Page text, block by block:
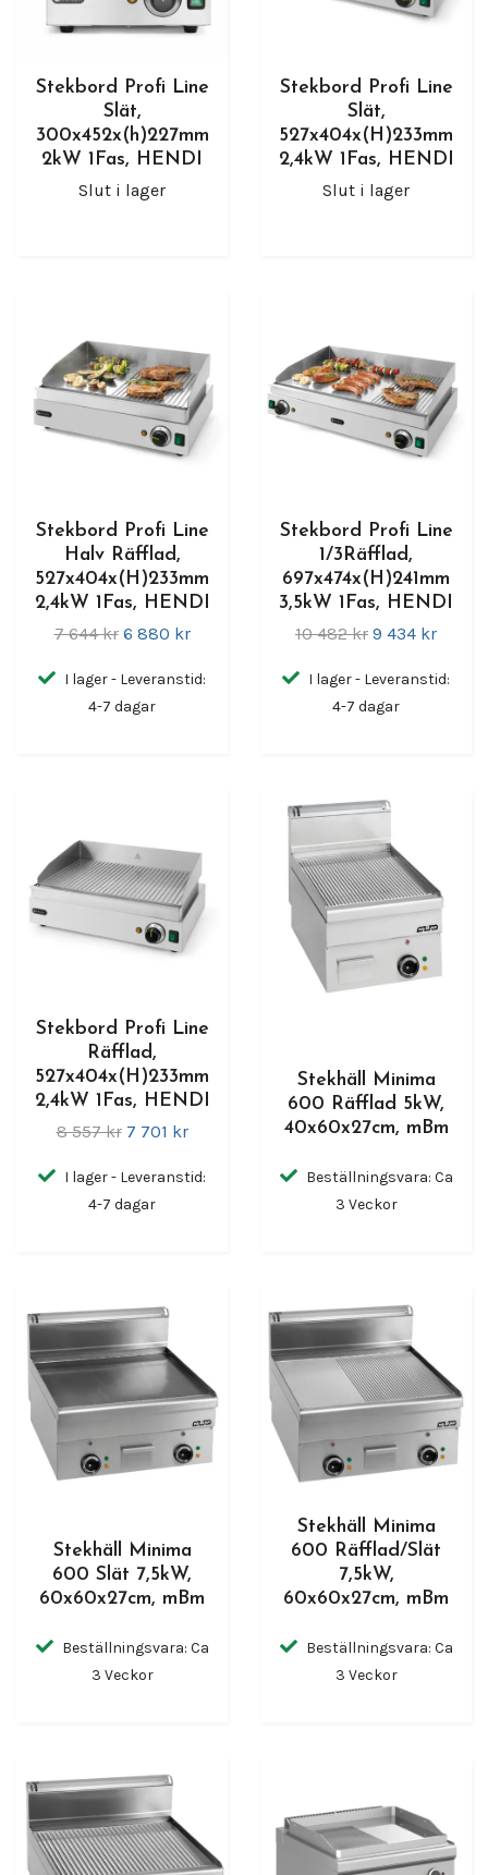
Stekbord Profi Line
Slät,
300x452x(h)227mm
2kW 1Fas, HENDI
Slut i lager
Stekbord Profi Line
Slät,
527x404x(H)233mm
2,4kW 1Fas, HENDI
Slut i lager
Stekbord Profi Line
Halv Räfflad,
527x404x(H)233mm
2,4kW 1Fas, HENDI
7 644 kr 6 880 kr
I lager - Leveranstid:
4-7 dagar
Stekbord Profi Line
1/3Räfflad,
697x474x(H)241mm
3,5kW 1Fas, HENDI
10 482 kr 9 434 kr
I lager - Leveranstid:
4-7 dagar
Stekbord Profi Line
Räfflad,
527x404x(H)233mm
2,4kW 1Fas, HENDI
8 557 kr 7 701 kr
I lager - Leveranstid:
4-7 dagar
Stekhäll Minima
600 Räfflad 5kW,
40x60x27cm, mBm
Beställningsvara: Ca
3 Veckor
Stekhäll Minima
600 Slät 7,5kW,
60x60x27cm, mBm
Beställningsvara: Ca
3 Veckor
Stekhäll Minima
600 Räfflad/Slät
7,5kW,
60x60x27cm, mBm
Beställningsvara: Ca
3 Veckor